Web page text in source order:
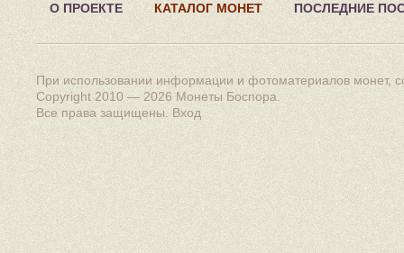
О ПРОЕКТЕ КАТАЛОГ МОНЕТ ПОСЛЕДНИЕ
При использовании информации и фотоматериалов монет,
Copyright 2010 — 2026 Монеты Боспора
Все права защищены. Вход